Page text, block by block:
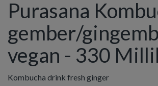
Purasana
gember/
vegan - 330
Kombucha drink fresh ginger